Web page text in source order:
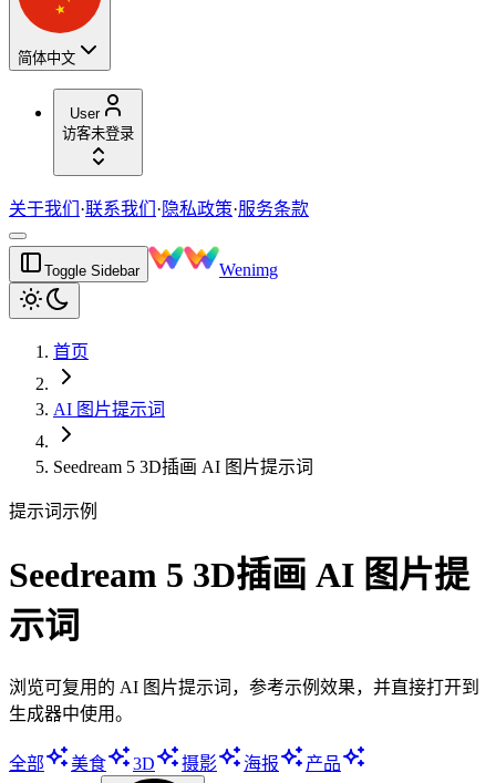
简体中文
User
访客未登录
关于我们 ·联系我们 · 隐私政策·服务条款
Toggle Sidebar Wenimg
首页
AI 图片提示词
Seedream 5 3D插画 AI 图片提示词
提示词示例
Seedream 5 3D插画 AI 图片提
示词
浏览可复用的 AI 图片提示词，参考示例效果，并直接打开到
生成器中使用。
全部 美食 3D 摄影 海报 产品